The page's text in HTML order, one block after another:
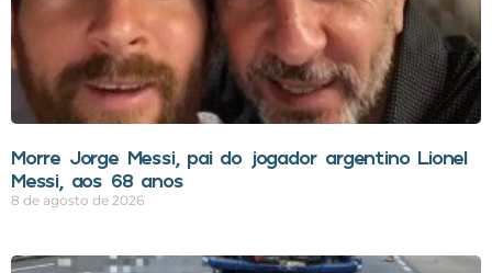
Morre Jorge Messi, pai do jogador argentino Lionel
Messi, aos 68 anos
8 de agosto de 2026